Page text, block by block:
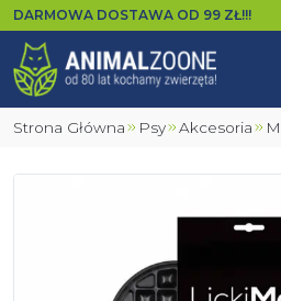
DARMOWA DOSTAWA OD 99 ZŁ!!!
Strona Główna Psy Akcesoria